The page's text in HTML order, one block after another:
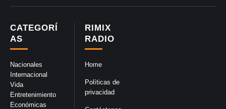
RIMIX
RADIO
Home
Políticas de
privacidad
CATEGORÍ
AS
Nacionales
Internacional
Vida
Entretenimiento
Económicas